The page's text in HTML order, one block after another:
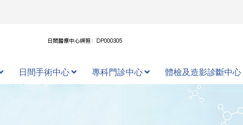
日間醫療中心牌照：DP000305
日間手術中心 專科門診中心 體檢及造影診斷中心